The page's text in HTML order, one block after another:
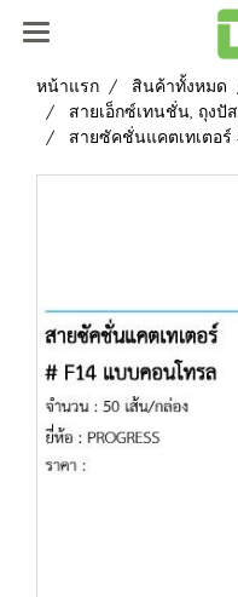
หน้าแรก สินค้าทั้งหมด
สายเอ็กซ์เทนชั่น, ถุงปั
สายซัคชั่นแคตเทเตอ